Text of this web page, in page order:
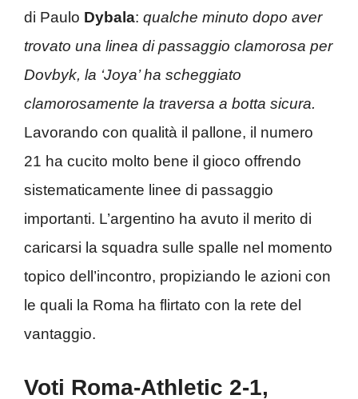
di Paulo Dybala: qualche minuto dopo aver
trovato una linea di passaggio clamorosa per
Dovbyk, la ‘Joya’ ha scheggiato
clamorosamente la traversa a botta sicura.
Lavorando con qualità il pallone, il numero
21 ha cucito molto bene il gioco offrendo
sistematicamente linee di passaggio
importanti. L’argentino ha avuto il merito di
caricarsi la squadra sulle spalle nel momento
topico dell’incontro, propiziando le azioni con
le quali la Roma ha flirtato con la rete del
vantaggio.
Voti Roma-Athletic 2-1,